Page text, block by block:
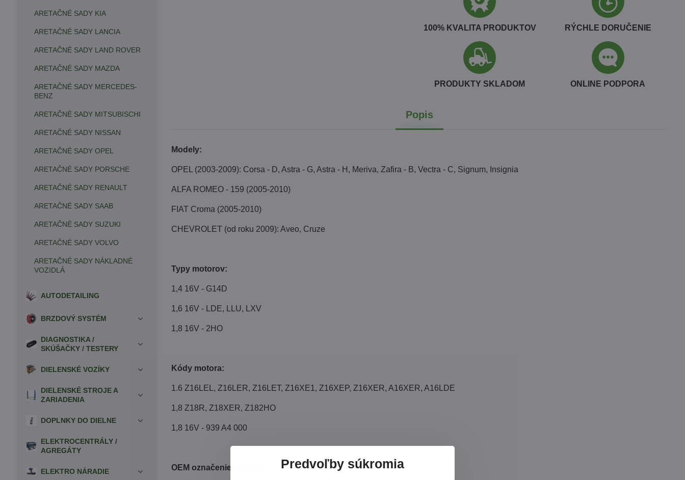
100% KVALITA PRODUKTOV RÝCHLE DORUČENIE
PRODUKTY SKLADOM ONLINE PODPORA
Popis
Modely:
OPEL (2003-2009): Corsa - D, Astra - G, Astra - H, Meriva, Zafira - B, Vectra - C, Signum, Insignia
ALFA ROMEO - 159 (2005-2010)
FIAT Croma (2005-2010)
CHEVROLET (od roku 2009): Aveo, Cruze
Typy motorov:
1,4 16V - G14D
1,6 16V - LDE, LLU, LXV
1,8 16V - 2HO
Kódy motora:
1.6 Z16LEL, Z16LER, Z16LET, Z16XE1, Z16XEP, Z16XER, A16XER, A16LDE
1,8 Z18R, Z18XER, Z182HO
1,8 16V - 939 A4 000
OEM označenie nástrojov:
ARETAČNÉ SADY KIA
ARETAČNÉ SADY LANCIA
ARETAČNÉ SADY LAND ROVER
ARETAČNÉ SADY MAZDA
ARETAČNÉ SADY MERCEDES-
BENZ
ARETAČNÉ SADY MITSUBISCHI
ARETAČNÉ SADY NISSAN
ARETAČNÉ SADY OPEL
ARETAČNÉ SADY PORSCHE
ARETAČNÉ SADY RENAULT
ARETAČNÉ SADY SAAB
ARETAČNÉ SADY SUZUKI
ARETAČNÉ SADY VOLVO
ARETAČNÉ SADY NÁKLADNÉ
VOZIDLÁ
AUTODETAILING
BRZDOVÝ SYSTÉM
DIAGNOSTIKA /
SKÚŠAČKY / TESTERY
DIELENSKÉ VOZÍKY
DIELENSKÉ STROJE A
ZARIADENIA
DOPLNKY DO DIELNE
ELEKTROCENTRÁLY /
AGREGÁTY
ELEKTRO NÁRADIE
Predvoľby súkromia